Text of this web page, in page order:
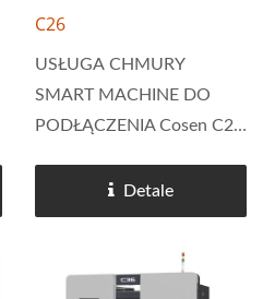
C26
USŁUGA CHMURY
SMART MACHINE DO
PODŁĄCZENIA Cosen C26
automatyczna piła
taśmowa | Precyzyjne
cięcie i zwiększenie
wydajności Automatyczna
Detale